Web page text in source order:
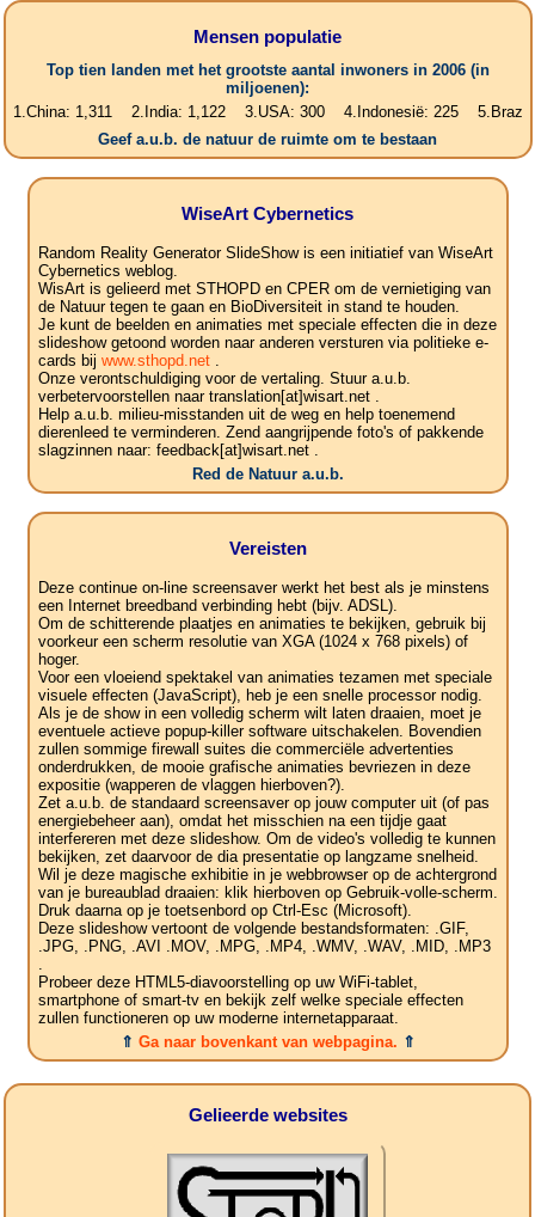
Mensen populatie
Top tien landen met het grootste aantal inwoners in 2006 (in
miljoenen):
1,311 2.India: 1,122 3.USA: 300 4.Indonesië: 225 5.Brazilië: 187
Geef a.u.b. de natuur de ruimte om te bestaan
WiseArt Cybernetics
Random Reality Generator SlideShow is een initiatief van WiseArt
Cybernetics weblog.
WisArt is gelieerd met STHOPD en CPER om de vernietiging van
de Natuur tegen te gaan en BioDiversiteit in stand te houden.
Je kunt de beelden en animaties met speciale effecten die in deze
slideshow getoond worden naar anderen versturen via politieke e-
cards bij www.sthopd.net.
Onze verontschuldiging voor de vertaling. Stuur a.u.b.
verbetervoorstellen naar translation[at]wisart.net .
Help a.u.b. milieu-misstanden uit de weg en help toenemend
dierenleed te verminderen. Zend aangrijpende foto's of pakkende
slagzinnen naar: feedback[at]wisart.net .
Red de Natuur a.u.b.
Vereisten
Deze continue on-line screensaver werkt het best als je minstens
een Internet breedband verbinding hebt (bijv. ADSL).
Om de schitterende plaatjes en animaties te bekijken, gebruik bij
voorkeur een scherm resolutie van XGA (1024 x 768 pixels) of
hoger.
Voor een vloeiend spektakel van animaties tezamen met speciale
visuele effecten (JavaScript), heb je een snelle processor nodig.
Als je de show in een volledig scherm wilt laten draaien, moet je
eventuele actieve popup-killer software uitschakelen. Bovendien
zullen sommige firewall suites die commerciële advertenties
onderdrukken, de mooie grafische animaties bevriezen in deze
expositie (wapperen de vlaggen hierboven?).
Zet a.u.b. de standaard screensaver op jouw computer uit (of pas
energiebeheer aan), omdat het misschien na een tijdje gaat
interfereren met deze slideshow. Om de video's volledig te kunnen
bekijken, zet daarvoor de dia presentatie op langzame snelheid.
Wil je deze magische exhibitie in je webbrowser op de achtergrond
van je bureaublad draaien: klik hierboven op Gebruik-volle-scherm.
Druk daarna op je toetsenbord op Ctrl-Esc (Microsoft).
Deze slideshow vertoont de volgende bestandsformaten: .GIF,
.JPG, .PNG, .AVI .MOV, .MPG, .MP4, .WMV, .WAV, .MID, .MP3
.
Probeer deze HTML5-diavoorstelling op uw WiFi-tablet,
smartphone of smart-tv en bekijk zelf welke speciale effecten
zullen functioneren op uw moderne internetapparaat.
⇑ Ga naar bovenkant van webpagina. ⇑
Gelieerde websites